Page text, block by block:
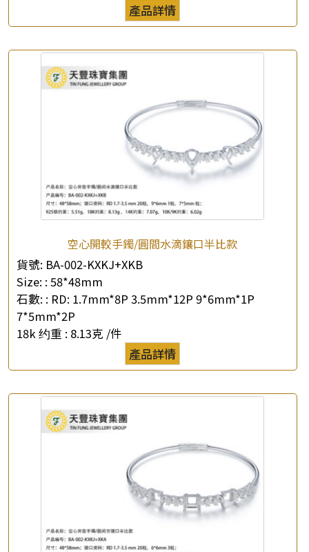
產品詳情
空心開較手鐲/圓間水滴鑲口半比款
貨號: BA-002-KXKJ+XKB
Size: : 58*48mm
石數: : RD: 1.7mm*8P 3.5mm*12P 9*6mm*1P
7*5mm*2P
18k 约重 : 8.13克 /件
產品詳情